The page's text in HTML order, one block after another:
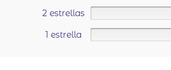
2 estrellas
1 estrella